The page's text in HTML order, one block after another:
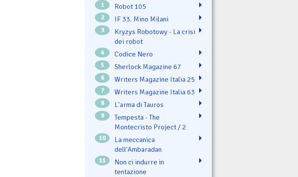
1 Robot 105
2 IF 33. Mino Milani
3
Kryzys Robotowy - La crisi
dei robot
4 Codice Nero
5 Sherlock Magazine 67
6 Writers Magazine Italia 25
7 Writers Magazine Italia 63
8 L'arma di Tauros
9
Tempesta - The
Montecristo Project / 2
10
La meccanica
dell'Ambaradan
11
Non ci indurre in
tentazione